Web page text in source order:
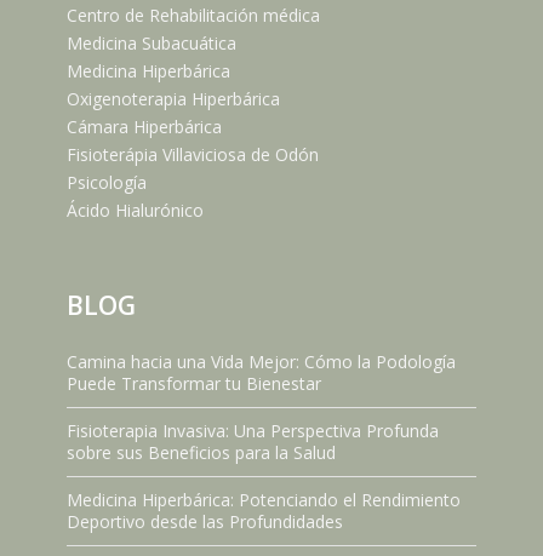
Centro de Rehabilitación médica
Medicina Subacuática
Medicina Hiperbárica
Oxigenoterapia Hiperbárica
Cámara Hiperbárica
Fisioterápia Villaviciosa de Odón
Psicología
Ácido Hialurónico
BLOG
Camina hacia una Vida Mejor: Cómo la Podología
Puede Transformar tu Bienestar
Fisioterapia Invasiva: Una Perspectiva Profunda
sobre sus Beneficios para la Salud
Medicina Hiperbárica: Potenciando el Rendimiento
Deportivo desde las Profundidades